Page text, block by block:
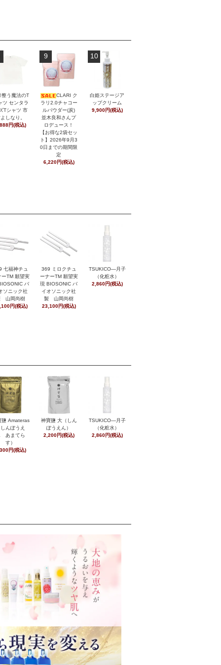
整う魔法のT
ツ センタラ
Tシャツ 市
しなり。
円(税込)
9
CLARI ク
ラリ2.0チャコー
ルパウダー(炭)
並木良和さんプ
ロデュース！
【お得な2袋セッ
ト】2026年9月3
0日までの期間限
定
6,220円(税込)
10
白姫ステージア
ップクリーム
9,900円(税込)
七福神チュ
ーTM 願望実
バ
ソニック社
山岡尚樹
円(税込)
369 ミロクチュ
ーナーTM 願望実
現 BIOSONIC バ
イオソニック社
製 山岡尚樹
23,100円(税込)
TSUKICO―月子
（化粧水）
2,860円(税込)
鹽 Amateras
しんぽうえ
あまてら
す）
円(税込)
神寶鹽 大（しん
ぽうえん）
2,200円(税込)
TSUKICO―月子
（化粧水）
2,860円(税込)